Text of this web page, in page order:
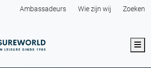
Ambassadeurs Wie zijn wij Zoeken